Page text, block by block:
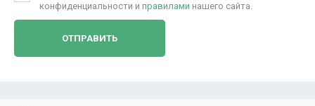
конфиденциальности и правилами нашего сайта.